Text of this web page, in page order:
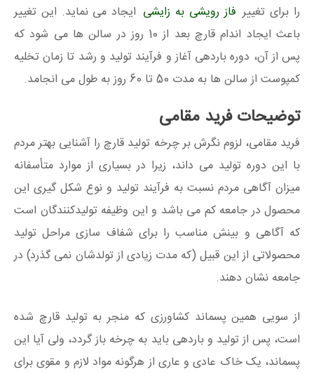
را برای تغییر فاز رویشی به زایشی ایجاد می نماید. این تغییر
باعث ایجاد اندام قارچ بعد از 10 روز در سالن ها می شود که
پس از آن، دوره باردهی آغاز و فرآیند تولید و رشد تا زمان تخلیه
کمپوست از سالن ها به مدت 50 تا 60 روز به طول می انجامد.
توضیحات فرید مقامی
فرید مقامی، لزوم نگرش بر چرخه تولید قارچ را آشنایی بهتر مردم
با این دوره تولید می داند، زیرا در بسیاری از موارد متأسفانه
میزان آگاهی مردم نسبت به فرآیند تولید و نوع شکل گیری این
محصول در جامعه کم می باشد و این وظیفه تولیدکنندگان است
که آگاهی و بینش مناسب را برای شفاف سازی مراحل تولید
محصولاتی از این قبیل (که مدت زیادی از تولدشان نمی گذرد) در
جامعه نشان دهند.
از سویی همین پسماند کشاورزی که منجر به تولید قارچ شده
است، پس از تولید و باردهی باید به چرخه باز گردد، ولی آیا این
پسماند، یک خاک عادی و عاری از هرگونه مواد لازم و مقوی برای